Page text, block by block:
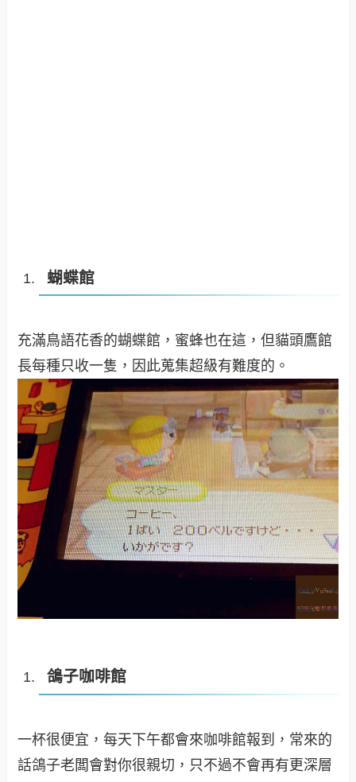
蝴蝶館
充滿鳥語花香的蝴蝶館，蜜蜂也在這，但貓頭鷹館
長每種只收一隻，因此蒐集超級有難度的。
鴿子咖啡館
一杯很便宜，每天下午都會來咖啡館報到，常來的
話鴿子老闆會對你很親切，只不過不會再有更深層